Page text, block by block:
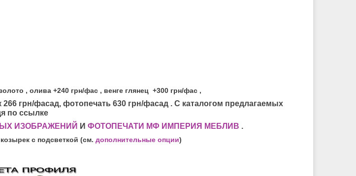
, олива +240 грн/фас , венге глянец +300 грн/фас ,
грн/фасад, фотопечать 630 грн/фасад . С каталогом предлагаемых
по ссылке
ИЗОБРАЖЕНИЙ И ФОТОПЕЧАТИ МФ ИМПЕРИЯ МЕБЛИВ .
с подсветкой (см. дополнительные опции)